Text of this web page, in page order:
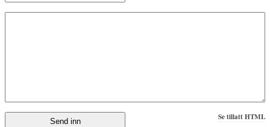
Se tillatt HTML